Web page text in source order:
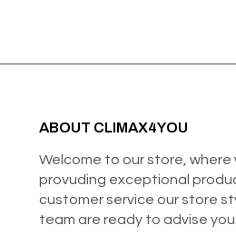
ABOUT CLIMAX4YOU
Welcome to our store, where
provuding exceptional
customer service our store
team are ready to advise you.